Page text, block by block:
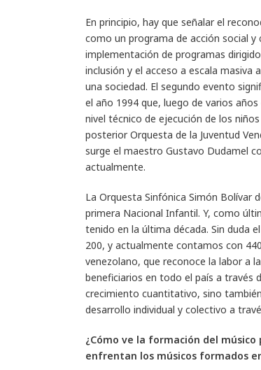
En principio, hay que señalar el
como un programa de acción social
implementación de programas
inclusión y el acceso a escala masiva
una sociedad. El segundo evento
el año 1994 que, luego de varios
nivel técnico de ejecución de los
posterior Orquesta de la Juventud
surge el maestro Gustavo Dudamel
actualmente.
La Orquesta Sinfónica Simón Bolívar
primera Nacional Infantil. Y, como
tenido en la última década. Sin duda
200, y actualmente contamos con
venezolano, que reconoce la labor a
beneficiarios en todo el país a través
crecimiento cuantitativo, sino
desarrollo individual y colectivo a
¿Cómo ve la formación del
enfrentan los músicos formados